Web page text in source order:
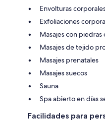
Envolturas
Exfoliaciones
Masajes con piedras
Masajes de tejido
Masajes prenatales
Masajes suecos
Sauna
Spa abierto en días
Facilidades para